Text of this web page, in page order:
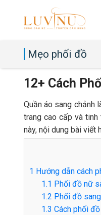
Mẹo phối đồ
12+ Cách
Quần áo sang chảnh
trang cao cấp và
này, nội dung bài viết
1 Hướng dẫn cách
1.1 Phối đồ nữ
1.2 Phối đồ
1.3 Cách phối